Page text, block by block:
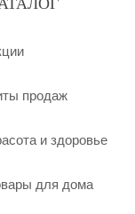
продаж
и здоровье
для дома